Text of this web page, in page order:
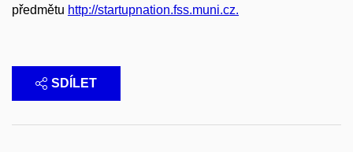
předmětu http://startupnation.fss.muni.cz.
SDÍLET